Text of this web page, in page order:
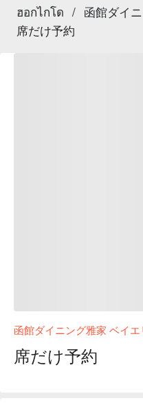
ฮอกไกโด / 函館ダイ
席だけ予約
函館ダイニング雅家 ベイ
席だけ予約